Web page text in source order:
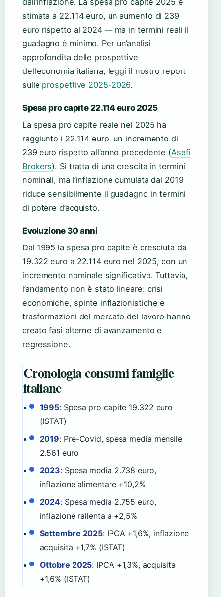
dall’inflazione. La spesa pro capite 2025 è
stimata a 22.114 euro, un aumento di 239
euro rispetto al 2024 — ma in termini reali il
guadagno è minimo. Per un’analisi
approfondita delle prospettive
dell’economia italiana, leggi il nostro report
sulle prospettive 2025-2026.
Spesa pro capite 22.114 euro 2025
La spesa pro capite reale nel 2025 ha
raggiunto i 22.114 euro, un incremento di
239 euro rispetto all’anno precedente (Asefi
Brokers). Si tratta di una crescita in termini
nominali, ma l’inflazione cumulata dal 2019
riduce sensibilmente il guadagno in termini
di potere d’acquisto.
Evoluzione 30 anni
Dal 1995 la spesa pro capite è cresciuta da
19.322 euro a 22.114 euro nel 2025, con un
incremento nominale significativo. Tuttavia,
l’andamento non è stato lineare: crisi
economiche, spinte inflazionistiche e
trasformazioni del mercato del lavoro hanno
creato fasi alterne di avanzamento e
regressione.
Cronologia consumi famiglie
italiane
1995: Spesa pro capite 19.322 euro
(ISTAT)
2019: Pre-Covid, spesa media mensile
2.561 euro
2023: Spesa media 2.738 euro,
inflazione alimentare +10,2%
2024: Spesa media 2.755 euro,
inflazione rallenta a +2,5%
Settembre 2025: IPCA +1,6%, inflazione
acquisita +1,7% (ISTAT)
Ottobre 2025: IPCA +1,3%, acquisita
+1,6% (ISTAT)